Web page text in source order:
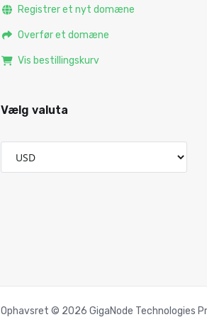
Registrer et nyt domæne
Overfør et domæne
Vis bestillingskurv
Vælg valuta
Ophavsret © 2026 GigaNode Technologies